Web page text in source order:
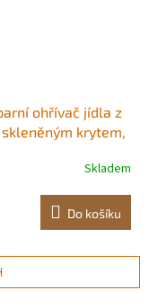
ohřívač jídla z
krytem,
a večírkySkladem
Do košíku